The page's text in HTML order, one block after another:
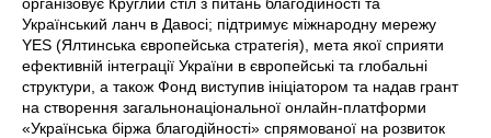
Український ланч в Давосі; підтримує міжнародну мережу
YES (Ялтинська європейська стратегія), мета якої сприяти
ефективній інтеграції України в європейські та глобальні
структури, а також Фонд виступив ініціатором та надав грант
на створення загальнонаціональної онлайн-платформи
«Українська біржа благодійності» спрямованої на розвиток